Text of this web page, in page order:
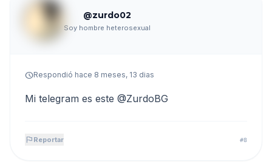
@zurdo02
Soy hombre heterosexual
scheduleRespondió hace 8 meses, 13 dias
Mi telegram es este @ZurdoBG
flag Reportar #8